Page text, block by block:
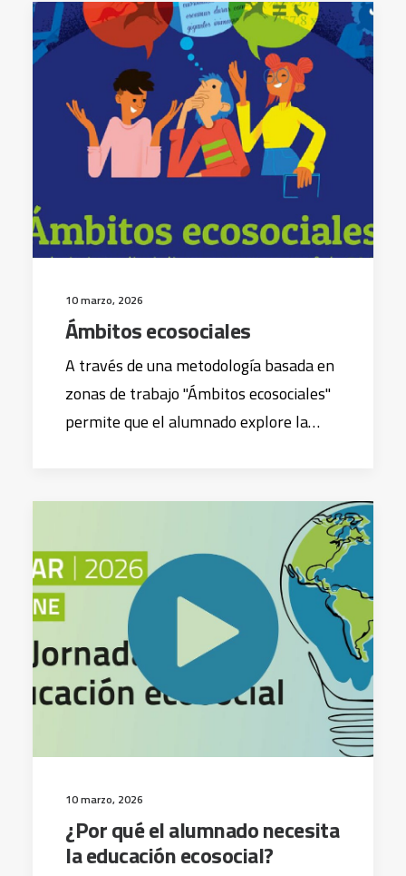
10 marzo, 2026
Ámbitos ecosociales
A través de una metodología basada en
zonas de trabajo "Ámbitos ecosociales"
permite que el alumnado explore la…
10 marzo, 2026
¿Por qué el alumnado necesita
la educación ecosocial?